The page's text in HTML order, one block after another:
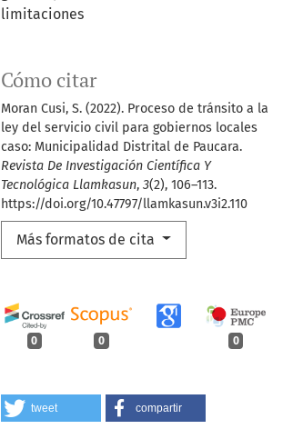
limitaciones
Cómo citar
Moran Cusi, S. (2022). Proceso de tránsito a la
ley del servicio civil para gobiernos locales
caso: Municipalidad Distrital de Paucara.
Revista De Investigación Científica Y
Tecnológica Llamkasun, 3(2), 106–113.
https://doi.org/10.47797/llamkasun.v3i2.110
Más formatos de cita
0 0 0
tweet compartir